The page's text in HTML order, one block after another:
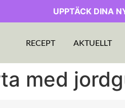
UPPTÄCK DINA
RECEPT AKTUELLT
med